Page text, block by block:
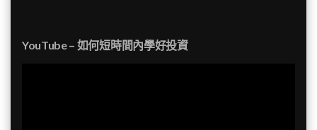
YouTube – 如何短時間內學好投資